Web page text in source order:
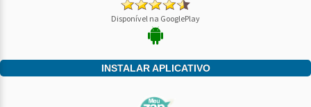
Disponível na GooglePlay
INSTALAR APLICATIVO